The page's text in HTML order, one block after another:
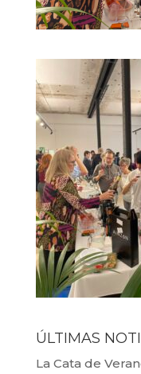
ÚLTIMAS
La Cata de